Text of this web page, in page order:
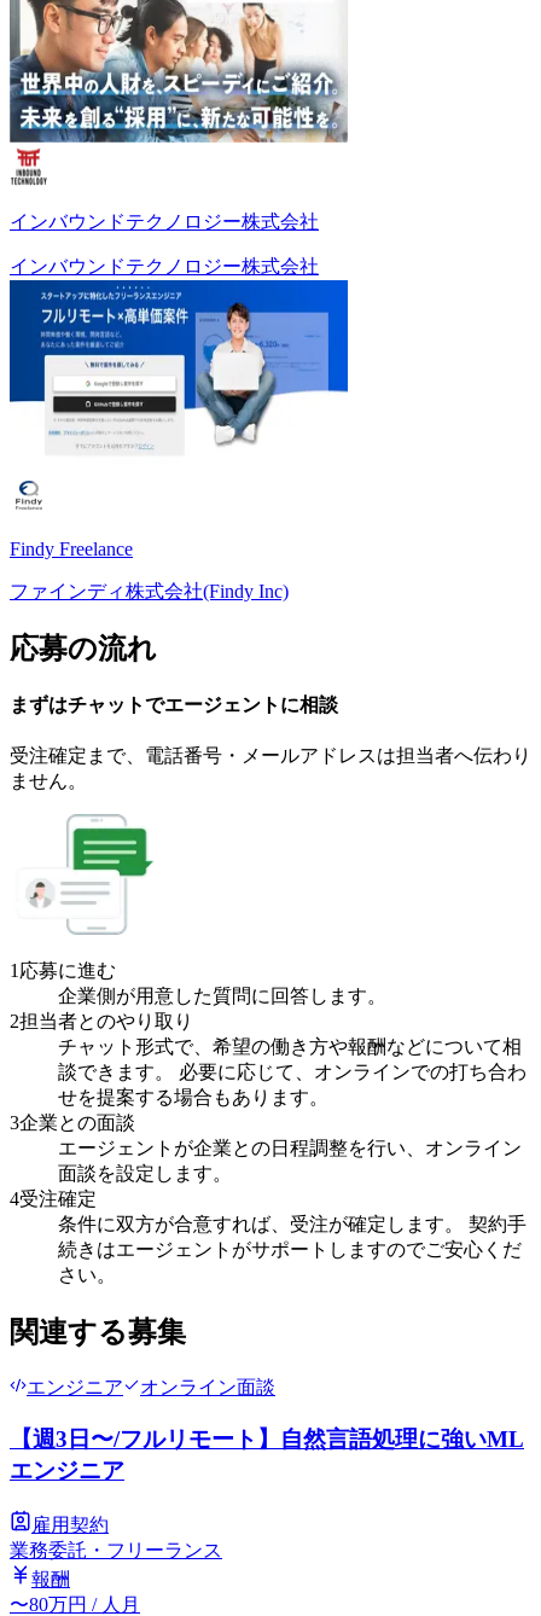
インバウンドテクノロジー株式会社
インバウンドテクノロジー株式会社
Findy Freelance
ファインディ株式会社(Findy Inc)
応募の流れ
まずはチャットでエージェント に相談
受注確定まで、 電話番号・メールアドレスは担当者へ伝わり
ません。
1応募に進む
企業側が用意した質問に回答します。
2担当者とのやり取り
チャット形式で、希望の働き方や報酬などについて相
談できます。 必要に応じて、オンラインでの打ち合わ
せを提案する場合もあります。
3企業との面談
エージェントが企業との日程調整を行い、オンライン
面談を設定します。
4受注確定
条件に双方が合意すれば、受注が確定します。 契約手
続きはエージェントがサポートしますのでご安心くだ
さい。
関連する募集
エンジニア オンライン面談
【週3日〜/フルリモート】自然言語処理に強いML
エンジニア
雇用契約
業務委託・フリーランス
報酬
〜80万円 / 人月